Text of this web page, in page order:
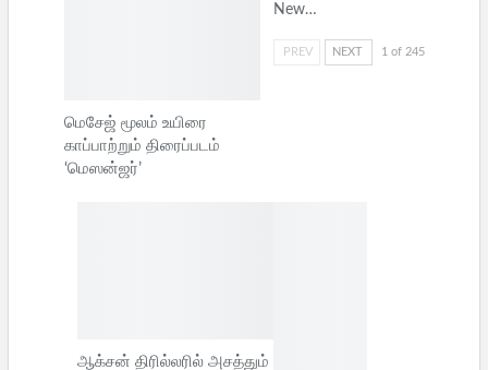
மெசேஜ் மூலம் உயிரை
காப்பாற்றும் திரைப்படம்
‘மெஸன்ஜர்’
ஆக்சன் திரில்லரில் அசத்தும்
New…
PREV NEXT 1 of 245